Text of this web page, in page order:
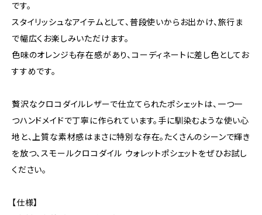
です。
スタイリッシュなアイテムとして、普段使いからお出かけ、旅行ま
で幅広くお楽しみいただけます。
色味のオレンジも存在感があり、コーディネートに差し色としてお
すすめです。
贅沢なクロコダイルレザーで仕立てられたポシェットは、一つ一
つハンドメイドで丁寧に作られています。手に馴染むような使い心
地と、上質な素材感はまさに特別な存在。たくさんのシーンで輝き
を放つ、スモールクロコダイル ウォレットポシェットをぜひお試し
ください。
【仕様】